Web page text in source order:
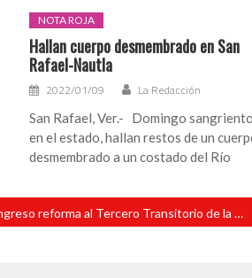
NOTA ROJA
Hallan cuerpo desmembrado en San
Rafael-Nautla
2022/01/09 La Redacción
San Rafael, Ver.- Domingo
en el estado, hallan restos de un
desmembrado a un costado del Río
Avala Congreso reforma al Tercero Transitorio de la Ley de Coordinación Fiscal